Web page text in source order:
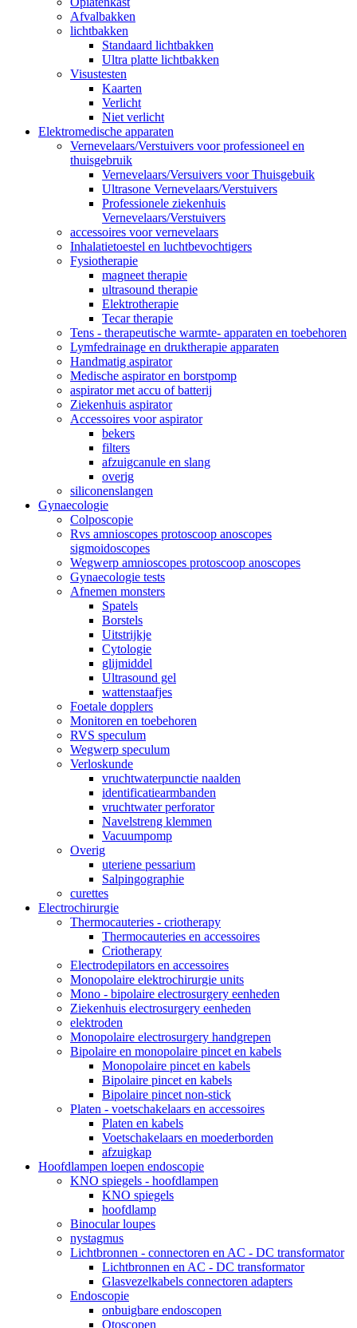
Afvalbakken
lichtbakken
Standaard lichtbakken
Ultra platte lichtbakken
Visustesten
Kaarten
Verlicht
Niet verlicht
Elektromedische apparaten
Vernevelaars/Verstuivers voor professioneel en
thuisgebruik
Vernevelaars/Versuivers voor Thuisgebuik
Ultrasone Vernevelaars/Verstuivers
Professionele ziekenhuis
Vernevelaars/Verstuivers
accessoires voor vernevelaars
Inhalatietoestel en luchtbevochtigers
Fysiotherapie
magneet therapie
ultrasound therapie
Elektrotherapie
Tecar therapie
Tens - therapeutische warmte- apparaten en toebehoren
Lymfedrainage en druktherapie apparaten
Handmatig aspirator
Medische aspirator en borstpomp
aspirator met accu of batterij
Ziekenhuis aspirator
Accessoires voor aspirator
bekers
filters
afzuigcanule en slang
overig
siliconenslangen
Gynaecologie
Colposcopie
Rvs amnioscopes protoscoop anoscopes
sigmoidoscopes
Wegwerp amnioscopes protoscoop anoscopes
Gynaecologie tests
Afnemen monsters
Spatels
Borstels
Uitstrijkje
Cytologie
glijmiddel
Ultrasound gel
wattenstaafjes
Foetale dopplers
Monitoren en toebehoren
RVS speculum
Wegwerp speculum
Verloskunde
vruchtwaterpunctie naalden
identificatiearmbanden
vruchtwater perforator
Navelstreng klemmen
Vacuumpomp
Overig
uteriene pessarium
Salpingographie
curettes
Electrochirurgie
Thermocauteries - criotherapy
Thermocauteries en accessoires
Criotherapy
Electrodepilators en accessoires
Monopolaire elektrochirurgie units
Mono - bipolaire electrosurgery eenheden
Ziekenhuis electrosurgery eenheden
elektroden
Monopolaire electrosurgery handgrepen
Bipolaire en monopolaire pincet en kabels
Monopolaire pincet en kabels
Bipolaire pincet en kabels
Bipolaire pincet non-stick
Platen - voetschakelaars en accessoires
Platen en kabels
Voetschakelaars en moederborden
afzuigkap
Hoofdlampen loepen endoscopie
KNO spiegels - hoofdlampen
KNO spiegels
hoofdlamp
Binocular loupes
nystagmus
Lichtbronnen - connectoren en AC - DC transformator
Lichtbronnen en AC - DC transformator
Glasvezelkabels connectoren adapters
Endoscopie
onbuigbare endoscopen
Otoscopen